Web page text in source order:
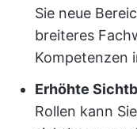
Sie neue
breiteres
Kompetenzen
Erhöhte
Rollen kann